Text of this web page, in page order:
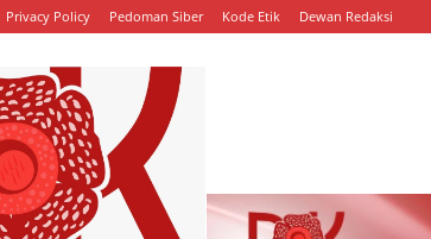
Privacy Policy Pedoman Siber Kode Etik Dewan Redaksi